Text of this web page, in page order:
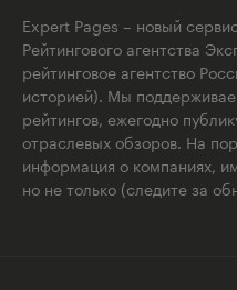
Expert Pages – новый
Рейтингового агентства
рейтинговое агентство
историей). Мы
рейтингов, ежегодно
отраслевых обзоров. На
информация о компаниях,
но не только (следите за